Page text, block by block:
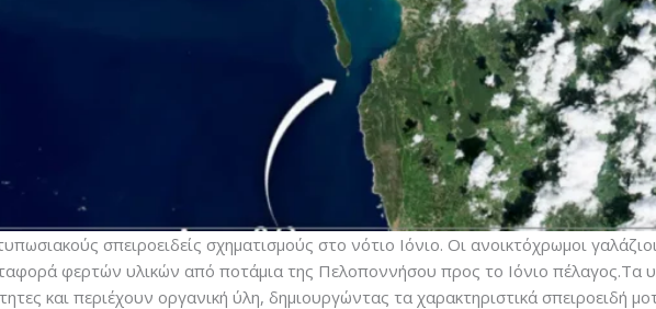
σπειροειδείς σχηματισμούς στο νότιο Ιόνιο. Οι ανοικτόχρωμοι
φερτών υλικών από ποτάμια της Πελοποννήσου προς το Ιόνιο πέλαγος.Τα
και περιέχουν οργανική ύλη, δημιουργώντας τα χαρακτηριστικά σπειροειδή